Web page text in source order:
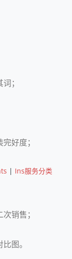
；
好度；
| Ins服务分类
销售；
图。